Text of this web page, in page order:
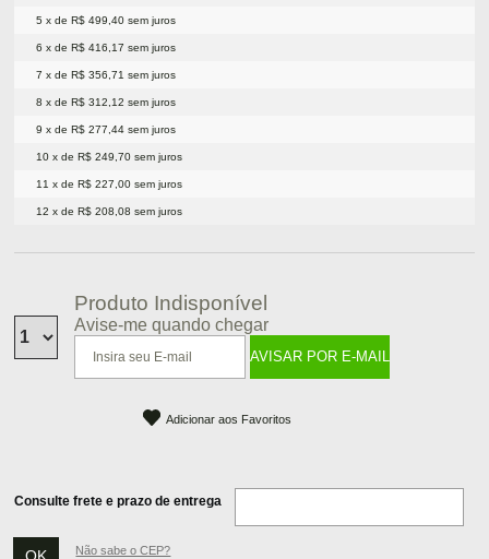
5 x de R$ 499,40 sem juros
6 x de R$ 416,17 sem juros
7 x de R$ 356,71 sem juros
8 x de R$ 312,12 sem juros
9 x de R$ 277,44 sem juros
10 x de R$ 249,70 sem juros
11 x de R$ 227,00 sem juros
12 x de R$ 208,08 sem juros
Produto Indisponível
Avise-me quando chegar
Adicionar aos Favoritos
Consulte frete e prazo de entrega
Não sabe o CEP?